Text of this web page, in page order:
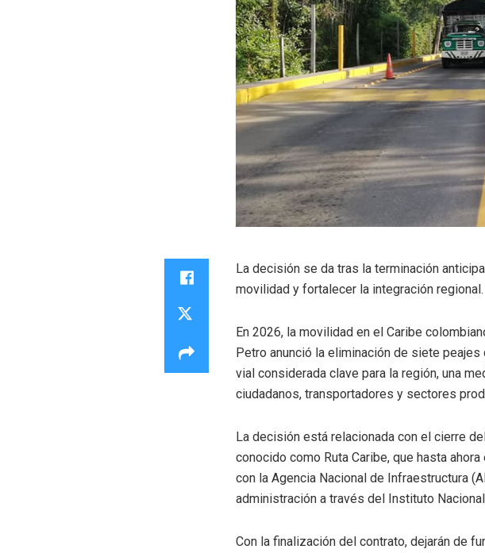
La decisión se da tras la terminación
movilidad y fortalecer la integración regional.
En 2026, la movilidad en el Caribe
Petro anunció la eliminación de siete
vial considerada clave para la región, una
ciudadanos, transportadores y sectores
La decisión está relacionada con el cierre
conocido como Ruta Caribe, que hasta
con la Agencia Nacional de Infraestructura
administración a través del Instituto
Con la finalización del contrato, dejarán de